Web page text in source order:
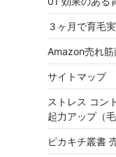
３ヶ月で育毛
Amazon売れ
サイトマップ
ストレス コン
起力アップ（
ピカキチ叢書